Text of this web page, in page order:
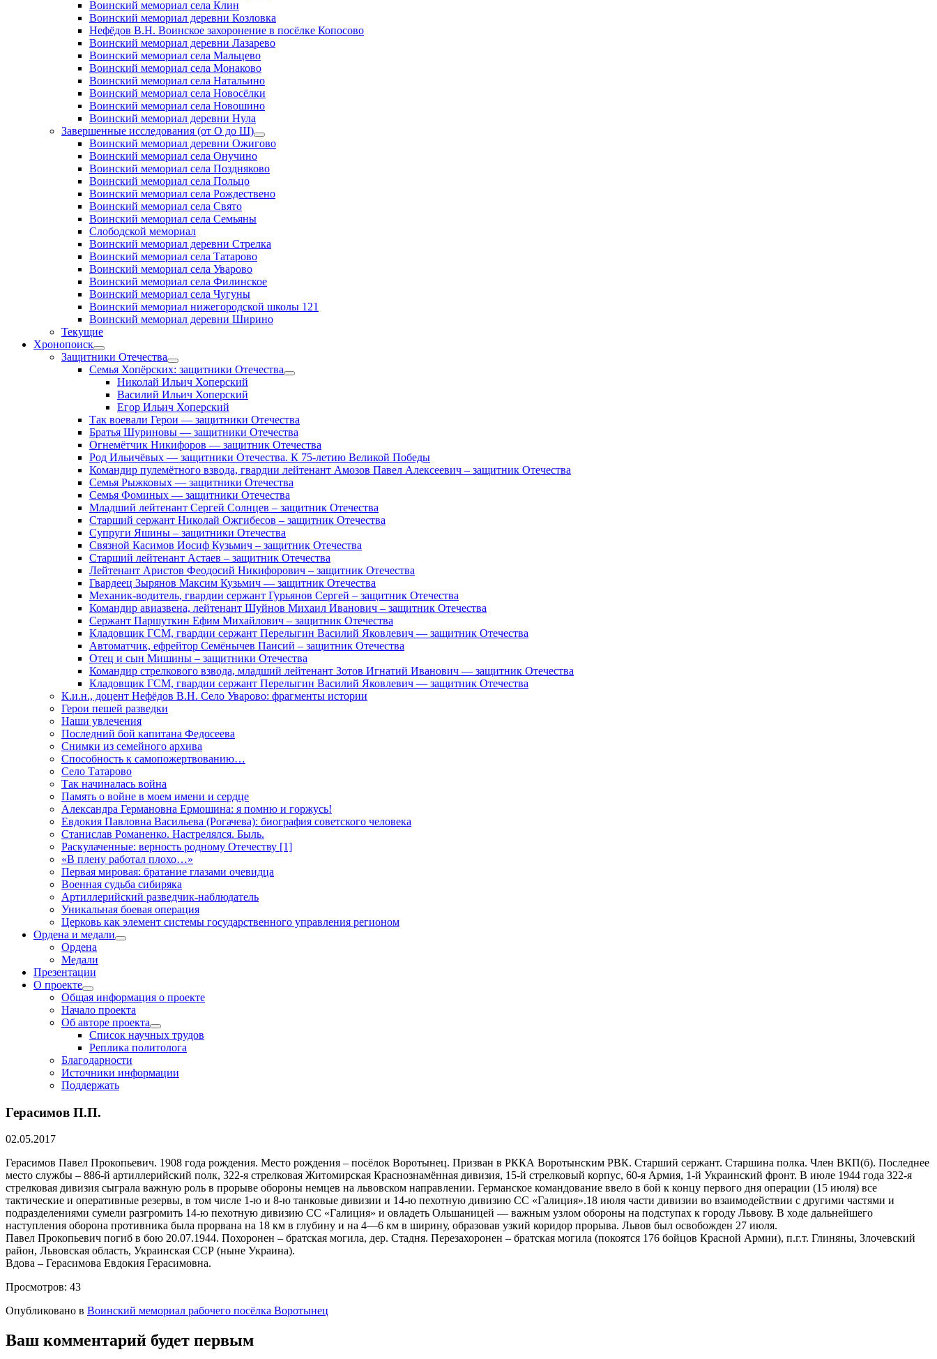
Воинский мемориал села Клин
Воинский мемориал деревни Козловка
Нефёдов В.Н. Воинское захоронение в посёлке Копосово
Воинский мемориал деревни Лазарево
Воинский мемориал села Мальцево
Воинский мемориал села Монаково
Воинский мемориал села Натальино
Воинский мемориал села Новосёлки
Воинский мемориал села Новошино
Воинский мемориал деревни Нула
Завершенные исследования (от О до Ш)
открыть
меню
Воинский мемориал деревни Ожигово
Воинский мемориал села Онучино
Воинский мемориал села Поздняково
Воинский мемориал села Польцо
Воинский мемориал села Рождествено
Воинский мемориал села Свято
Воинский мемориал села Семьяны
Слободской мемориал
Воинский мемориал деревни Стрелка
Воинский мемориал села Татарово
Воинский мемориал села Уварово
Воинский мемориал села Филинское
Воинский мемориал села Чугуны
Воинский мемориал нижегородской школы 121
Воинский мемориал деревни Ширино
Текущие
Хронопоиск
открыть
меню
Защитники Отечества
открыть
меню
Семья Хопёрских: защитники Отечества
открыть
Николай Ильич Хоперский
Василий Ильич Хоперский
Егор Ильич Хоперский
Так воевали Герои — защитники Отечества
Братья Шуриновы — защитники Отечества
Огнемётчик Никифоров — защитник Отечества
Род Ильичёвых — защитники Отечества. К 75-летию Великой Победы
Командир пулемётного взвода, гвардии лейтенант Амозов Павел Алексеевич – защитник Отечества
Семья Рыжковых — защитники Отечества
Семья Фоминых — защитники Отечества
Младший лейтенант Сергей Солнцев – защитник Отечества
Старший сержант Николай Ожгибесов – защитник Отечества
Супруги Яшины – защитники Отечества
Связной Касимов Иосиф Кузьмич – защитник Отечества
Старший лейтенант Астаев – защитник Отечества
Лейтенант Аристов Феодосий Никифорович – защитник Отечества
Гвардеец Зырянов Максим Кузьмич — защитник Отечества
Механик-водитель, гвардии сержант Гурьянов Сергей – защитник Отечества
Командир авиазвена, лейтенант Шуйнов Михаил Иванович – защитник Отечества
Сержант Паршуткин Ефим Михайлович – защитник Отечества
Кладовщик ГСМ, гвардии сержант Перелыгин Василий Яковлевич — защитник Отечества
Автоматчик, ефрейтор Семёнычев Паисий – защитник Отечества
Отец и сын Мишины – защитники Отечества
Командир стрелкового взвода, младший лейтенант Зотов Игнатий Иванович — защитник Отечества
Кладовщик ГСМ, гвардии сержант Перелыгин Василий Яковлевич — защитник Отечества
К.и.н., доцент Нефёдов В.Н. Село Уварово: фрагменты истории
Герои пешей разведки
Наши увлечения
Последний бой капитана Федосеева
Снимки из семейного архива
Способность к самопожертвованию…
Село Татарово
Так начиналась война
Память о войне в моем имени и сердце
Александра Германовна Ермошина: я помню и горжусь!
Евдокия Павловна Васильева (Рогачева): биография советского человека
Станислав Романенко. Настрелялся. Быль.
Раскулаченные: верность родному Отечеству [1]
«В плену работал плохо…»
Первая мировая: братание глазами очевидца
Военная судьба сибиряка
Артиллерийский разведчик-наблюдатель
Уникальная боевая операция
Церковь как элемент системы государственного управления регионом
Ордена и медали
открыть
Ордена
Медали
Презентации
О проекте
открыть
меню
Общая информация о проекте
Начало проекта
Об авторе проекта
открыть
меню
Список научных трудов
Реплика политолога
Благодарности
Источники информации
Поддержать
Герасимов П.П.
02.05.2017
Герасимов Павел Прокопьевич. 1908 года рождения. Место рождения – посёлок Воротынец. Призван в РККА Воротынским РВК. Старший сержант. Старшина полка. Член ВКП(б). Последнее
место службы – 886-й артиллерийский полк, 322-я стрелковая Житомирская Краснознамённая дивизия, 15-й стрелковый корпус, 60-я Армия, 1-й Украинский фронт. В июле 1944 года 322-я
стрелковая дивизия сыграла важную роль в прорыве обороны немцев на львовском направлении. Германское командование ввело в бой к концу первого дня операции (15 июля) все
тактические и оперативные резервы, в том числе 1-ю и 8-ю танковые дивизии и 14-ю пехотную дивизию СС «Галиция».18 июля части дивизии во взаимодействии с другими частями и
подразделениями сумели разгромить 14-ю пехотную дивизию СС «Галиция» и овладеть Ольшаницей — важным узлом обороны на подступах к городу Львову. В ходе дальнейшего
наступления оборона противника была прорвана на 18 км в глубину и на 4—6 км в ширину, образовав узкий коридор прорыва. Львов был освобожден 27 июля.
Павел Прокопьевич погиб в бою 20.07.1944. Похоронен – братская могила, дер. Стадня. Перезахоронен – братская могила (покоятся 176 бойцов Красной Армии), п.г.т. Глиняны, Злочевский
район, Львовская область, Украинская ССР (ныне Украина).
Вдова – Герасимова Евдокия Герасимовна.
Просмотров: 43
Опубликовано в Воинский мемориал рабочего посёлка Воротынец
Ваш комментарий будет первым